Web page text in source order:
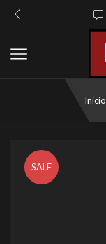
Inicio
SALE